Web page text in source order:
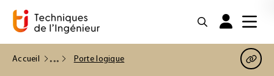
Accueil Porte logique